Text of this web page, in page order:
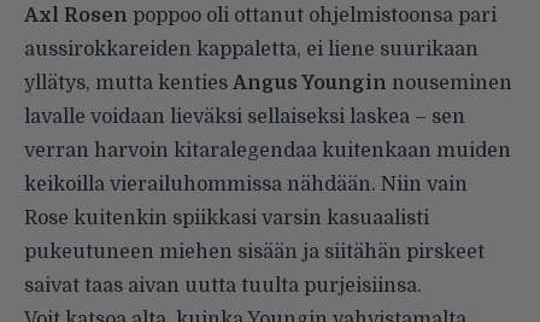
Axl Rosen poppoo oli ottanut ohjelmistoonsa pari
aussirokkareiden kappaletta, ei liene suurikaan
yllätys, mutta kenties Angus Youngin nouseminen
lavalle voidaan lieväksi sellaiseksi laskea – sen
verran harvoin kitaralegendaa kuitenkaan muiden
keikoilla vierailuhommissa nähdään. Niin vain
Rose kuitenkin spiikkasi varsin kasuaalisti
pukeutuneen miehen sisään ja siitähän pirskeet
saivat taas aivan uutta tuulta purjeisiinsa.